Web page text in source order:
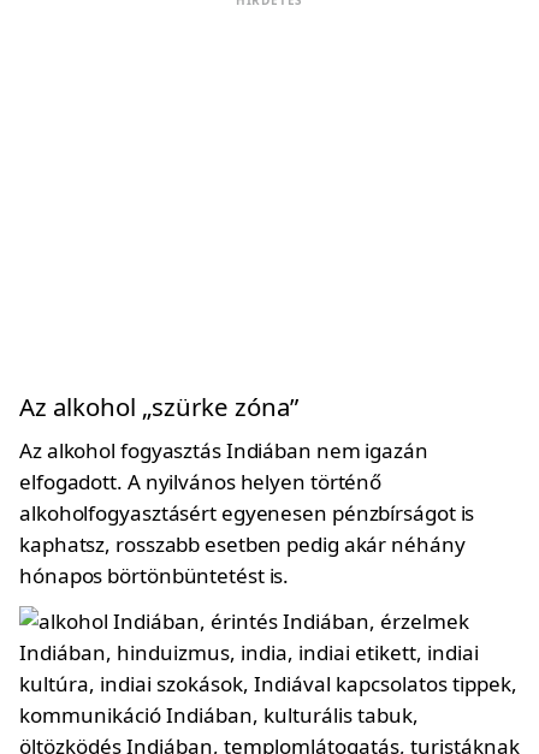
Az alkohol „szürke zóna”
Az alkohol fogyasztás Indiában nem igazán
elfogadott. A nyilvános helyen történő
alkoholfogyasztásért egyenesen pénzbírságot is
kaphatsz, rosszabb esetben pedig akár néhány
hónapos börtönbüntetést is.